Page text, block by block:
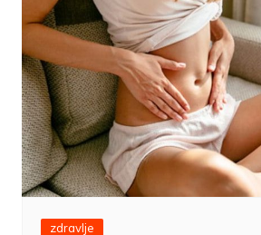
zdravlje